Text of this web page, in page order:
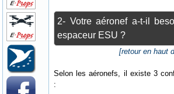
2- Votre aéronef a-t-il
espaceur ESU ?
[retour en haut
Selon les aéronefs, il existe 3
: